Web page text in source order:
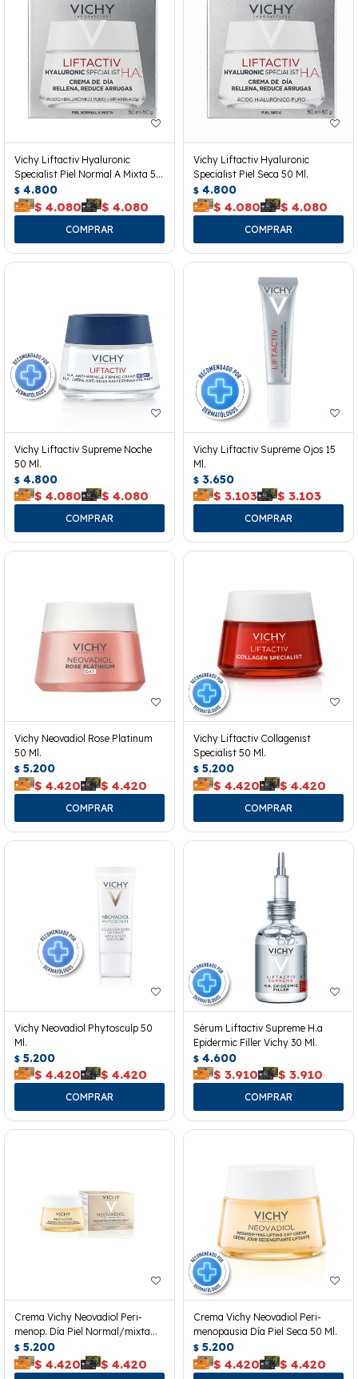
Vichy Liftactiv Hyaluronic
Specialist Piel Normal A Mixta 50
Ml.
$ 4.800
$ 4.080 $ 4.080
Vichy Liftactiv Hyaluronic
Specialist Piel Seca 50 Ml.
$ 4.800
$ 4.080 $ 4.080
Vichy Liftactiv Supreme Noche
50 Ml.
$ 4.800
$ 4.080 $ 4.080
Vichy Liftactiv Supreme Ojos 15
Ml.
$ 3.650
$ 3.103 $ 3.103
Vichy Neovadiol Rose Platinum
50 Ml.
$ 5.200
$ 4.420 $ 4.420
Vichy Liftactiv Collagenist
Specialist 50 Ml.
$ 5.200
$ 4.420 $ 4.420
Vichy Neovadiol Phytosculp 50
Ml.
$ 5.200
$ 4.420 $ 4.420
Sérum Liftactiv Supreme H.a
Epidermic Filler Vichy 30 Ml.
$ 4.600
$ 3.910 $ 3.910
Crema Vichy Neovadiol Peri-
menop. Día Piel Normal/mixta
50ml
$ 5.200
$ 4.420 $ 4.420
Crema Vichy Neovadiol Peri-
menopausia Día Piel Seca 50 Ml.
$ 5.200
$ 4.420 $ 4.420